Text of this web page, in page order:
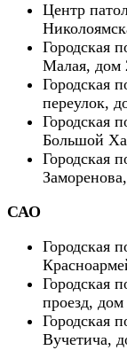
Центр
Городская
Малая, дом
Городская
переулок,
Городская
Большой
Городская
САО
Городская
Городская
проезд, дом
Городская
Вучетича,